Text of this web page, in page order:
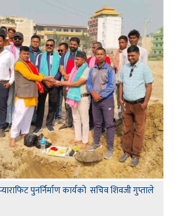
पुनर्निर्माण कार्यको सचिव शिवजी गुप्ताले